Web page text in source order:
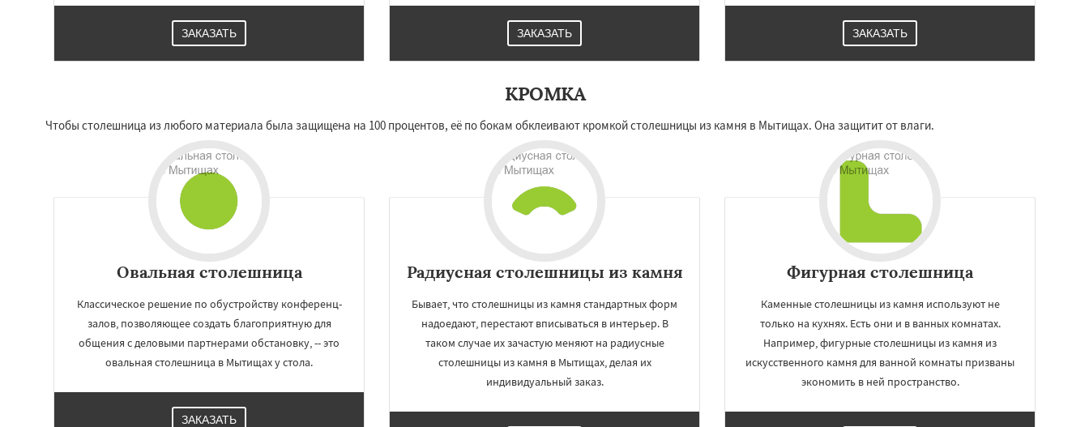
Работаем по
регионам
×
ЗАКАЗАТЬ ЗАКАЗАТЬ ЗАКАЗАТЬ
КРОМКА
Чтобы столешница из любого материала была защищена на 100 процентов, её по бокам обклеивают кромкой столешницы из камня в Мытищах. Она защитит от влаги.
Овальная столешница
Классическое решение по обустройству конференц-
залов, позволяющее создать благоприятную для
общения с деловыми партнерами обстановку, -- это
овальная столешница в Мытищах у стола.
ЗАКАЗАТЬ
Радиусная столешницы из камня
Бывает, что столешницы из камня стандартных форм
надоедают, перестают вписываться в интерьер. В
таком случае их зачастую меняют на радиусные
столешницы из камня в Мытищах, делая их
индивидуальный заказ.
Фигурная столешница
Каменные столешницы из камня используют не
только на кухнях. Есть они и в ванных комнатах.
Например, фигурные столешницы из камня из
искусственного камня для ванной комнаты призваны
экономить в ней пространство.
УЗНАТЬ ПОДРОБНЕЕ